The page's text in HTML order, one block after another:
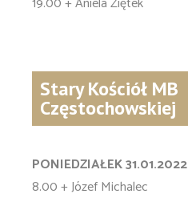
Stary Kościół MB
Częstochowskiej
PONIEDZIAŁEK 31.01.2022
8.00 + Józef Michalec